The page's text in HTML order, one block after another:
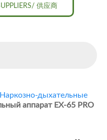
供应商
Наркозно-дыхательные
аппарат EX-65 PRO